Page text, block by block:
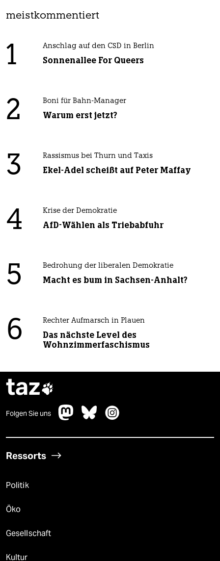
meistkommentiert
1 Anschlag auf den CSD in Berlin
Sonnenallee For Queers
2 Boni für Bahn-Manager
Warum erst jetzt?
3 Rassismus bei Thurn und Taxis
Ekel-Adel scheißt auf Peter Maffay
4 Krise der Demokratie
AfD-Wählen als Triebabfuhr
5 Bedrohung der liberalen Demokratie
Macht es bum in Sachsen-Anhalt?
6 Rechter Aufmarsch in Plauen
Das nächste Level des
Wohnzimmerfaschismus
taz
Folgen Sie uns
Ressorts
Politik
Öko
Gesellschaft
Kultur